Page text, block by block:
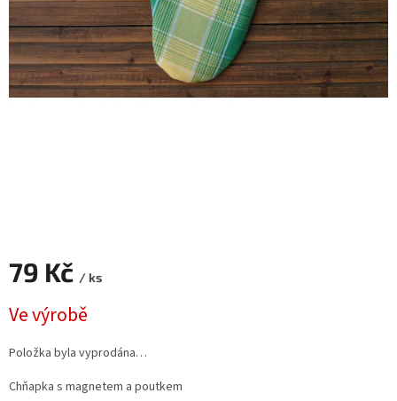
79 Kč / ks
cena:
Ve výrobě
Položka byla vyprodána…
Chňapka s magnetem a poutkem